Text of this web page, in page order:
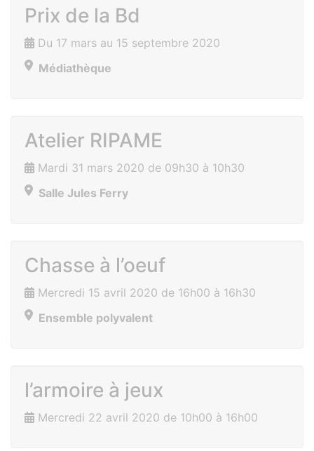
Prix de la Bd
Du 17 mars au 15 septembre 2020
Médiathèque
Atelier RIPAME
Mardi 31 mars 2020 de 09h30 à 10h30
Salle Jules Ferry
Chasse à l’oeuf
Mercredi 15 avril 2020 de 16h00 à 16h30
Ensemble polyvalent
l’armoire à jeux
Mercredi 22 avril 2020 de 10h00 à 16h00